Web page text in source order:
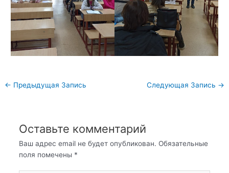
Навигация
← Предыдущая Запись Следующая Запись →
Оставьте комментарий
Ваш адрес email не будет опубликован. Обязательные
поля помечены *